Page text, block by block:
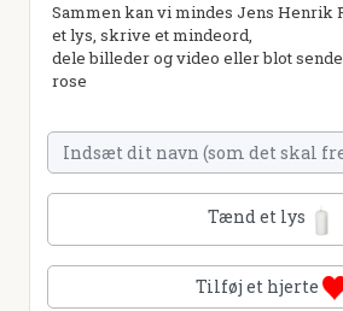
Sammen kan vi mindes Jens Henrik
et lys, skrive et mindeord,
dele billeder og video eller blot
rose
Tænd et lys
Tilføj et hjerte